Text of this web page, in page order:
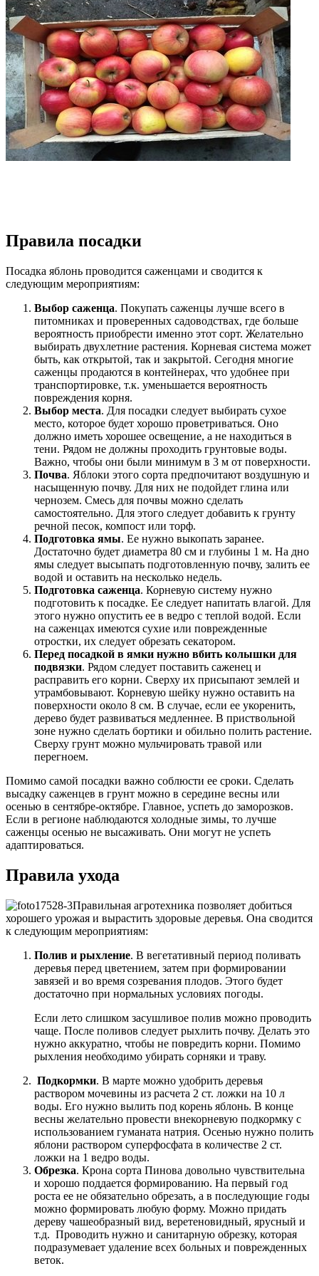
Правила посадки
Посадка яблонь проводится саженцами и сводится к
следующим мероприятиям:
Выбор саженца. Покупать саженцы лучше всего в
питомниках и проверенных садоводствах, где больше
вероятность приобрести именно этот сорт. Желательно
выбирать двухлетние растения. Корневая система может
быть, как открытой, так и закрытой. Сегодня многие
саженцы продаются в контейнерах, что удобнее при
транспортировке, т.к. уменьшается вероятность
повреждения корня.
Выбор места. Для посадки следует выбирать сухое
место, которое будет хорошо проветриваться. Оно
должно иметь хорошее освещение, а не находиться в
тени. Рядом не должны проходить грунтовые воды.
Важно, чтобы они были минимум в 3 м от поверхности.
Почва. Яблоки этого сорта предпочитают воздушную и
насыщенную почву. Для них не подойдет глина или
чернозем. Смесь для почвы можно сделать
самостоятельно. Для этого следует добавить к грунту
речной песок, компост или торф.
Подготовка ямы. Ее нужно выкопать заранее.
Достаточно будет диаметра 80 см и глубины 1 м. На дно
ямы следует высыпать подготовленную почву, залить ее
водой и оставить на несколько недель.
Подготовка саженца. Корневую систему нужно
подготовить к посадке. Ее следует напитать влагой. Для
этого нужно опустить ее в ведро с теплой водой. Если
на саженцах имеются сухие или поврежденные
отростки, их следует обрезать секатором.
Перед посадкой в ямки нужно вбить колышки для
подвязки. Рядом следует поставить саженец и
расправить его корни. Сверху их присыпают землей и
утрамбовывают. Корневую шейку нужно оставить на
поверхности около 8 см. В случае, если ее укоренить,
дерево будет развиваться медленнее. В приствольной
зоне нужно сделать бортики и обильно полить растение.
Сверху грунт можно мульчировать травой или
перегноем.
Помимо самой посадки важно соблюсти ее сроки. Сделать
высадку саженцев в грунт можно в середине весны или
осенью в сентябре-октябре. Главное, успеть до заморозков.
Если в регионе наблюдаются холодные зимы, то лучше
саженцы осенью не высаживать. Они могут не успеть
адаптироваться.
Правила ухода
Правильная агротехника позволяет добиться
хорошего урожая и вырастить здоровые деревья. Она сводится
к следующим мероприятиям:
Полив и рыхление. В вегетативный период поливать
деревья перед цветением, затем при формировании
завязей и во время созревания плодов. Этого будет
достаточно при нормальных условиях погоды.
Если лето слишком засушливое полив можно проводить
чаще. После поливов следует рыхлить почву. Делать это
нужно аккуратно, чтобы не повредить корни. Помимо
рыхления необходимо убирать сорняки и траву.
Подкормки. В марте можно удобрить деревья
раствором мочевины из расчета 2 ст. ложки на 10 л
воды. Его нужно вылить под корень яблонь. В конце
весны желательно провести внекорневую подкормку с
использованием гуманата натрия. Осенью нужно полить
яблони раствором суперфосфата в количестве 2 ст.
ложки на 1 ведро воды.
Обрезка. Крона сорта Пинова довольно чувствительна
и хорошо поддается формированию. На первый год
роста ее не обязательно обрезать, а в последующие годы
можно формировать любую форму. Можно придать
дереву чашеобразный вид, веретеновидный, ярусный и
т.д. Проводить нужно и санитарную обрезку, которая
подразумевает удаление всех больных и поврежденных
веток.